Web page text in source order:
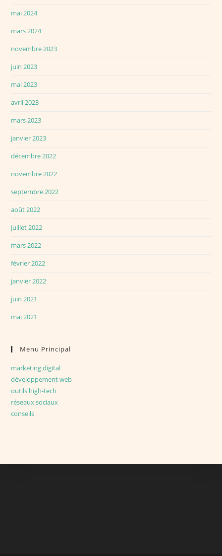
mai 2024
mars 2024
novembre 2023
juin 2023
mai 2023
avril 2023
mars 2023
janvier 2023
décembre 2022
novembre 2022
septembre 2022
août 2022
juillet 2022
mars 2022
février 2022
janvier 2022
juin 2021
mai 2021
Menu Principal
marketing digital
développement web
outils high-tech
réseaux sociaux
conseils